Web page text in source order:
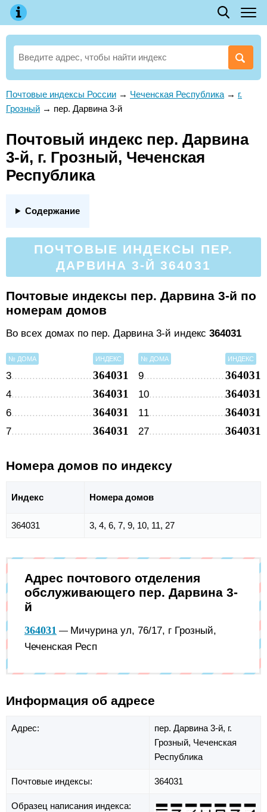
Почтовые индексы России → Чеченская Республика → г.
Грозный → пер. Дарвина 3-й
Почтовый индекс пер. Дарвина
3-й, г. Грозный, Чеченская
Республика
Содержание
ПОЧТОВЫЕ ИНДЕКСЫ ПЕР.
ДАРВИНА 3-Й 364031
Почтовые индексы пер. Дарвина 3-й по
номерам домов
Во всех домах по пер. Дарвина 3-й индекс 364031
№ ДОМА ИНДЕКС
3 364031
4 364031
6 364031
7 364031
№ ДОМА ИНДЕКС
9 364031
10 364031
11 364031
27 364031
Номера домов по индексу
Индекс Номера домов
364031 3, 4, 6, 7, 9, 10, 11, 27
Адрес почтового отделения
обслуживающего пер. Дарвина 3-
й
364031 — Мичурина ул, 76/17, г Грозный,
Чеченская Респ
Информация об адресе
Адрес: пер. Дарвина 3-й, г.
Грозный, Чеченская
Республика
Почтовые индексы: 364031
Образец написания индекса: